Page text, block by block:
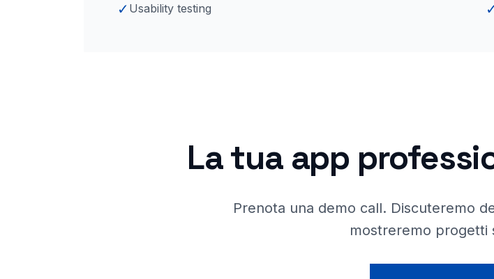
✓ Usability testing
La tua app
Prenota una demo call. Discuteremo
mostreremo progetti